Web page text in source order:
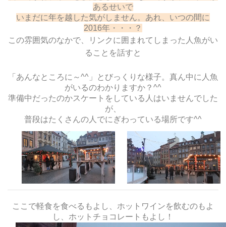
あるせいで
いまだに年を越した気がしません。あれ、いつの間に
2016年・・・？
この雰囲気のなかで、リンクに囲まれてしまった人魚がい
ることを話すと
「あんなところに～^^」とびっくりな様子。真ん中に人魚
がいるのわかりますか？^^
準備中だったのかスケートをしている人はいませんでした
が、
普段はたくさんの人でにぎわっている場所です^^
ここで軽食を食べるもよし、ホットワインを飲むのもよ
し、ホットチョコレートもよし！